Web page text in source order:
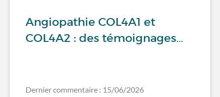
Angiopathie COL4A1 et
COL4A2 : des témoignages…
Dernier commentaire : 15/06/2026